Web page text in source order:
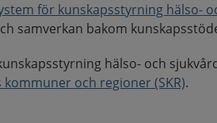
för kunskapsstyrning hälso-
samverkan bakom
hälso- och
kommuner och regioner (SKR).